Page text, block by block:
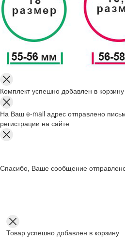
Комплект успешно добавлен в корзину
На Ваш e-mail адрес отправлено
регистрации на сайте
Спасибо, Ваше сообщение
Товар успешно добавлен в корзину